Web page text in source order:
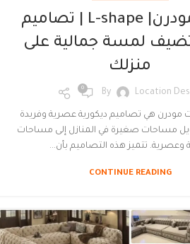
ركنات مودرن| L-shape | تصاميم
لمسة جمالية على
منزلك
By Location
0
مودرن هي تصاميم ديكورية عصرية وفريدة
مساحات صغيرة في المنازل إلى مساحات
وعصرية. تتميز هذه التصاميم بأن...
CONTINUE READING